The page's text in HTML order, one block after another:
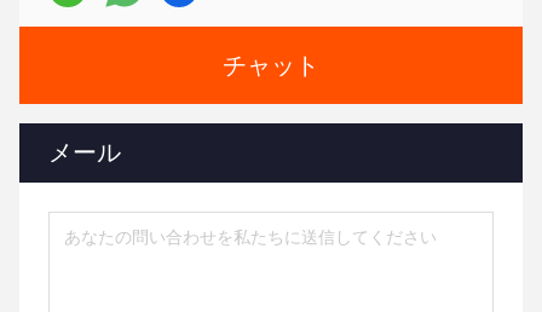
チャット
メール